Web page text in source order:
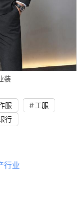
装
服
工服
行
行业